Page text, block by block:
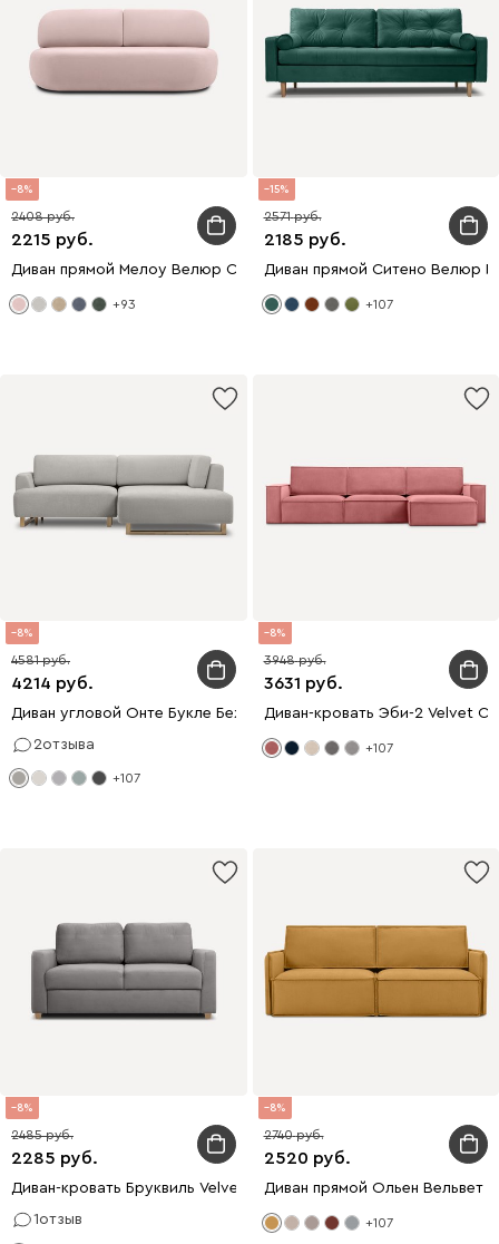
8
2215
2408
Диван прямой Мелоу Велюр Светло-розовый
+93
15
2185
2571
Диван прямой Ситено Велюр
+107
8
4214
4581
Диван угловой Онте Букле Бежевый
2отзыва
+107
8
3631
3948
Диван-кровать Эби-2 Velvet
+107
8
2285
2485
Диван-кровать Бруквиль Velvet Grey
1отзыв
8
2520
2740
Диван прямой Ольен Вельвет
+107